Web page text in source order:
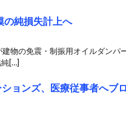
の純損失計上へ
の免震・制振用オイルダンパ
[…]
ョンズ、医療従事者へブ